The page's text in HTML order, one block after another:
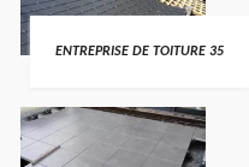
ENTREPRISE DE TOITURE 35